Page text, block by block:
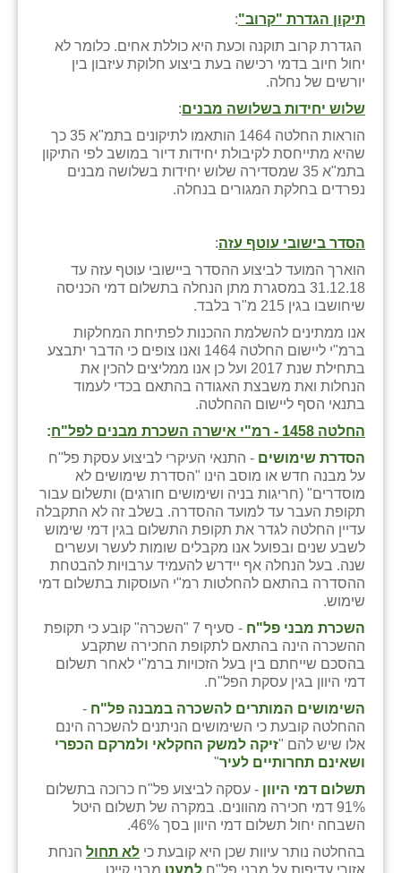
תיקון הגדרת "קרוב":
הגדרת קרוב תוקנה וכעת היא כוללת אחים. כלומר לא
יחול חיוב בדמי רכישה בעת ביצוע חלוקת עיזבון בין
יורשים של נחלה.
שלוש יחידות בשלושה מבנים:
הוראות החלטה 1464 הותאמו לתיקונים בתמ"א 35 כך
שהיא מתייחסת לקיבולת יחידות דיור במושב לפי התיקון
בתמ"א 35 שמסדירה שלוש יחידות בשלושה מבנים
נפרדים בחלקת המגורים בנחלה.
הסדר בישובי עוטף עזה:
הוארך המועד לביצוע ההסדר ביישובי עוטף עזה עד
31.12.18 במסגרת מתן הנחלה בתשלום דמי הכניסה
שיחושבו בגין 215 מ"ר בלבד.
אנו ממתינים להשלמת ההכנות לפתיחת המחלקות
ברמ"י ליישום החלטה 1464 ואנו צופים כי הדבר יתבצע
בתחילת שנת 2017 ועל כן אנו ממליצים להכין את
הנחלות ואת משבצת האגודה בהתאם בכדי לעמוד
בתנאי הסף ליישום ההחלטה.
החלטה 1458 - רמ"י אישרה השכרת מבנים לפל"ח
:
הסדרת שימושים - התנאי העיקרי לביצוע עסקת פל"ח
על מבנה חדש או מוסב הינו "הסדרת שימושים לא
מוסדרים" (חריגות בניה ושימושים חורגים) ותשלום עבור
תקופת העבר עד למועד ההסדרה. בשלב זה לא התקבלה
עדיין החלטה לגדר את תקופת התשלום בגין דמי שימוש
לשבע שנים ובפועל אנו מקבלים שומות לעשר ועשרים
שנה. בעל הנחלה אף יידרש להעמיד ערבויות להבטחת
ההסדרה בהתאם להחלטות רמ"י העוסקות בתשלום דמי
שימוש.
השכרת מבני פל"ח
- סעיף 7 "השכרה" קובע כי תקופת
ההשכרה הינה בהתאם לתקופת החכירה שתקבע
בהסכם שייחתם בין בעל הזכויות ברמ"י לאחר תשלום
דמי היוון בגין עסקת הפל"ח.
השימושים המותרים להשכרה במבנה פל"ח -
ההחלטה קובעת כי השימושים הניתנים להשכרה הינם
אלו שיש להם "זיקה למשק החקלאי ולמרקם הכפרי
ושאינם תחרותיים לעיר"
תשלום דמי היוון - עסקה לביצוע פל"ח כרוכה בתשלום
91% דמי חכירה מהוונים. במקרה של תשלום היטל
השבחה יחול תשלום דמי היוון בסך 46%.
בהחלטה נותר עיוות שכן היא קובעת כי לא תחול הנחת
אזורי עדיפות על מבני פל"ח למעט מבני קייט.